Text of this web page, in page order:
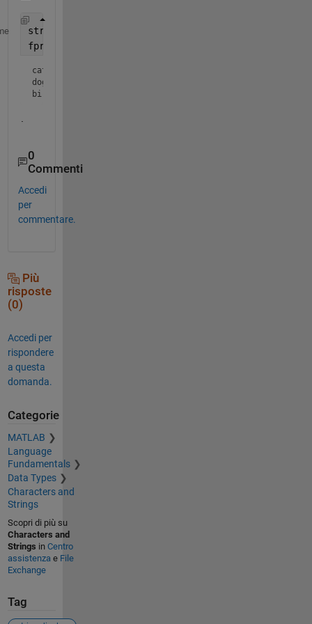
str = {
fprintf(
cats
dogs
birds
0
Commenti
Accedi
per
commentare.
Più
risposte
(0)
Accedi per
rispondere
a questa
domanda.
Categorie
MATLAB
Language
Fundamentals
Data Types
Characters and
Strings
Scopri di più su
Characters and
Strings in Centro
assistenzae File
Exchange
Tag